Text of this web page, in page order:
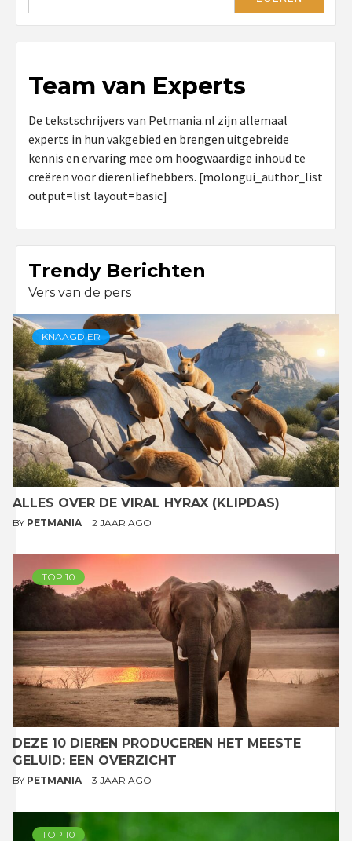
Team van Experts
De tekstschrijvers van Petmania.nl zijn allemaal
experts in hun vakgebied en brengen uitgebreide
kennis en ervaring mee om hoogwaardige inhoud te
creëren voor dierenliefhebbers. [molongui_author_list
output=list layout=basic]
Trendy Berichten
Vers van de pers
KNAAGDIER
ALLES OVER DE VIRAL HYRAX (KLIPDAS)
BY PETMANIA 2 JAAR AGO
TOP 10
DEZE 10 DIEREN PRODUCEREN HET MEESTE
GELUID: EEN OVERZICHT
BY PETMANIA 3 JAAR AGO
TOP 10